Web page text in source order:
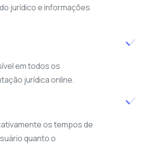
jurídico e informações
em todos os
jurídica online.
os tempos de
quanto o